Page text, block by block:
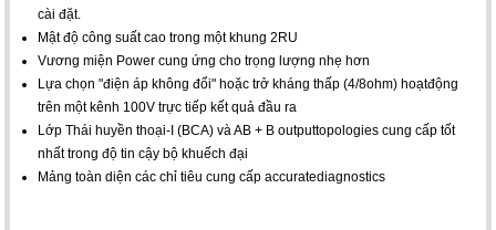
cài đặt.
Mật độ công suất cao trong một khung 2RU
Vương miện Power cung ứng cho trọng lượng nhẹ hơn
Lựa chọn "điện áp không đổi" hoặc trở kháng thấp (4/8ohm) hoạtđộng
trên một kênh 100V trực tiếp kết quả đầu ra
Lớp Thái huyền thoại-I (BCA) và AB + B outputtopologies cung cấp tốt
nhất trong độ tin cậy bộ khuếch đại
Mảng toàn diện các chỉ tiêu cung cấp accuratediagnostics